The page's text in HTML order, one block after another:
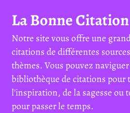
La Bonne Citation
Notre site vous offre une
citations de différentes
thèmes. Vous pouvez
bibliothèque de citations pour
l'inspiration, de la sagesse ou
pour passer le temps.